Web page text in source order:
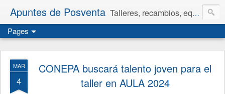
Apuntes de Posventa Talleres, recambios, equipamiento y neumáticos.
Pages
MAR
4
CONEPA buscará talento joven para el
taller en AULA 2024